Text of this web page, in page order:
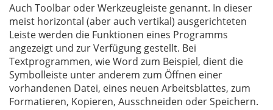
Auch Toolbar oder Werkzeugleiste genannt. In dieser
meist horizontal (aber auch vertikal) ausgerichteten
Leiste werden die Funktionen eines Programms
angezeigt und zur Verfügung gestellt. Bei
Textprogrammen, wie Word zum Beispiel, dient die
Symbolleiste unter anderem zum Öffnen einer
vorhandenen Datei, eines neuen Arbeitsblattes, zum
Formatieren, Kopieren, Ausschneiden oder Speichern.